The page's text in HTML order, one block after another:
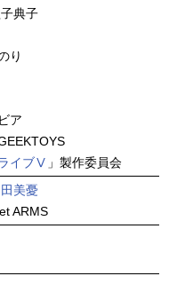
典子
り
ア
イブⅤ 」製作委員会
美憂
ARMS